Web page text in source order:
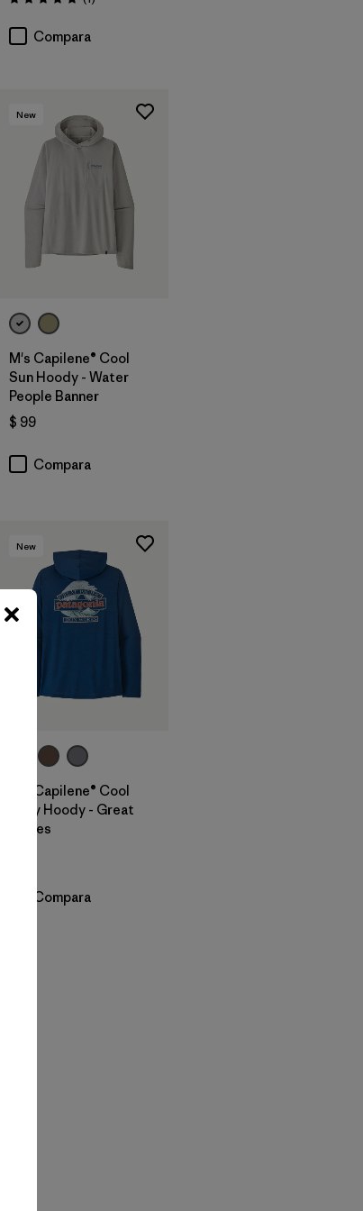
Valoración: 5.0 / 5
Compara
New
M's Capilene® Cool
Sun Hoody - Water
People Banner
$ 99
Compara
New
M's Capilene® Cool
Daily Hoody - Great
Waves
Compara